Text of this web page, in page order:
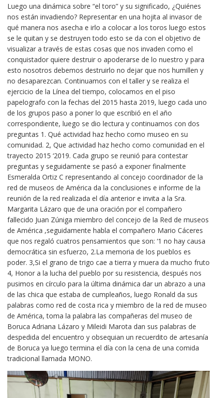
Luego una dinámica sobre “el toro” y su significado, ¿Quiénes
nos están invadiendo? Representar en una hojita al invasor de
qué manera nos asecha e irlo a colocar a los toros luego estos
se le quitan y se destruyen todo esto se da con el objetivo de
visualizar a través de estas cosas que nos invaden como el
conquistador quiere destruir o apoderarse de lo nuestro y para
esto nosotros debemos destruirlo no dejar que nos humillen y
no desaparezcan. Continuamos con el taller y se realiza el
ejercicio de la Línea del tiempo, colocamos en el piso
papelografo con la fechas del 2015 hasta 2019, luego cada uno
de los grupos paso a poner lo que escribió en el año
correspondiente, luego se dio lectura y continuamos con dos
preguntas 1. Qué actividad haz hecho como museo en su
comunidad. 2, Que actividad haz hecho como comunidad en el
trayecto 2015 ‘2019. Cada grupo se reunió para contestar
preguntas y seguidamente se pasó a exponer finalmente
Esmeralda Ortiz C representando al concejo coordinador de la
red de museos de América da la conclusiones e informe de la
reunión de la red realizada el día anterior e invita a la Sra.
Margarita Lázaro que de una oración por el compañero
fallecido Juan Zúniga miembro del concejo de la Red de museos
de América ,seguidamente habla el compañero Mario Cáceres
que nos regaló cuatros pensamientos que son: ‘1 no hay causa
democrática sin esfuerzo, 2.La memoria de los pueblos es
poder. 3,Si el grano de trigo cae a tierra y muera da mucho fruto
4, Honor a la lucha del pueblo por su resistencia, después nos
pusimos en círculo para la última dinámica dar un abrazo a una
de las chica que estaba de cumpleaños, luego Ronald da sus
palabras como red de costa rica y miembro de la red de museo
de América, toma la palabra las compañeras del museo de
Boruca Adriana Lázaro y Mileidi Marota dan sus palabras de
despedida del encuentro y obsequian un recuerdito de artesanía
de Boruca ya luego termina el día con la cena de una comida
tradicional llamada MONO.